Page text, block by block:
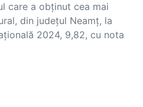
care a obținut cea mai
din județul Neamț, la
2024, 9,82, cu nota